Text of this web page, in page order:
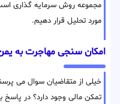
مجموعه روش سرمایه گذاری
مورد تحلیل قرار دهیم.
امکان سنجی مهاجرت به
خیلی از متقاضیان سوال می
تمکن مالی وجود دارد؟ در پاسخ